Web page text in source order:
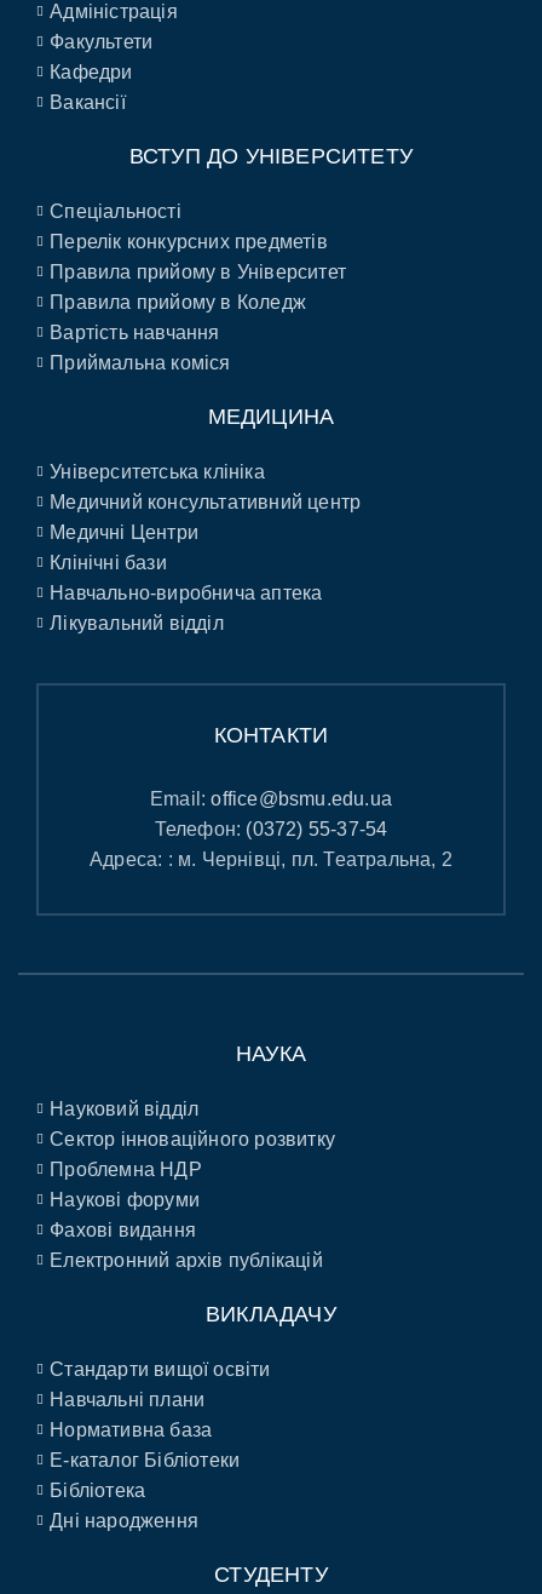
Адміністрація
Факультети
Кафедри
Вакансії
ВСТУП ДО УНІВЕРСИТЕТУ
Спеціальності
Перелік конкурсних предметів
Правила прийому в Університет
Правила прийому в Коледж
Вартість навчання
Приймальна коміся
МЕДИЦИНА
Університетська клініка
Медичний консультативний центр
Медичні Центри
Клінічні бази
Навчально-виробнича аптека
Лікувальний відділ
КОНТАКТИ
Email:office@bsmu.edu.ua
Телефон: (0372) 55-37-54
Адреса: : м. Чернівці, пл. Театральна, 2
НАУКА
Науковий відділ
Сектор інноваційного розвитку
Проблемна НДР
Наукові форуми
Фахові видання
Електронний архів публікацій
ВИКЛАДАЧУ
Стандарти вищої освіти
Навчальні плани
Нормативна база
E-каталог Бібліотеки
Бібліотека
Дні народження
СТУДЕНТУ